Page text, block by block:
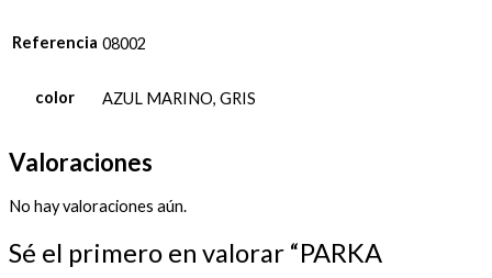
Referencia 08002
color AZUL MARINO, GRIS
Valoraciones
No hay valoraciones aún.
Sé el primero en valorar “PARKA